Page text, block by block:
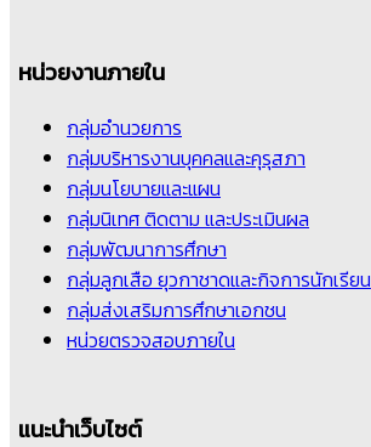
หน่วยงานภายใน
กลุ่มอำนวยการ
กลุ่มบริหารงานบุคคลและคุรุสภา
กลุ่มนโยบายและแผน
กลุ่มนิเทศ ติดตาม และประเมินผล
กลุ่มพัฒนาการศึกษา
กลุ่มลูกเสือ ยุวกาชาดและกิจการนักเรียน
กลุ่มส่งเสริมการศึกษาเอกชน
หน่วยตรวจสอบภายใน
แนะนำเว็บไซต์